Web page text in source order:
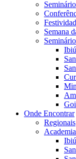
Semana
Onde Encontrar
Regionais